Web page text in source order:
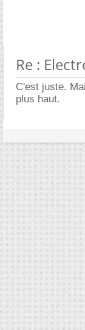
Re :
C'est juste.
plus haut.